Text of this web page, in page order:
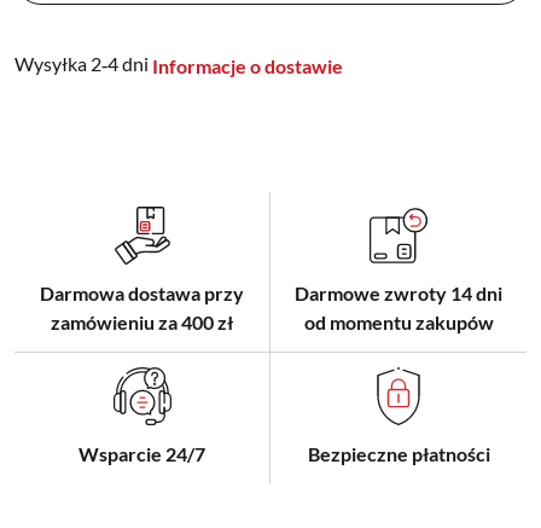
Wysyłka 2‑4 dni Informacje o dostawie
Darmowa dostawa przy
zamówieniu za 400 zł
Darmowe zwroty 14 dni
od momentu zakupów
Wsparcie 24/7 Bezpieczne płatności